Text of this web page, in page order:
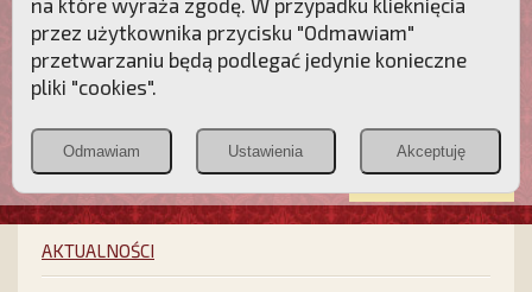
Przebudźmy sumienia Polaków!
Polonia
Christiana
PCh24.pl
Przymierze
POZNAJ APOSTOLAT FATIMY WESPRZYJ
NAS
AKTUALNOŚCI
na które wyraża zgodę. W przypadku klieknięcia
przez użytkownika przycisku "Odmawiam"
przetwarzaniu będą podlegać jedynie konieczne
pliki "cookies".
Odmawiam Ustawienia Akceptuję